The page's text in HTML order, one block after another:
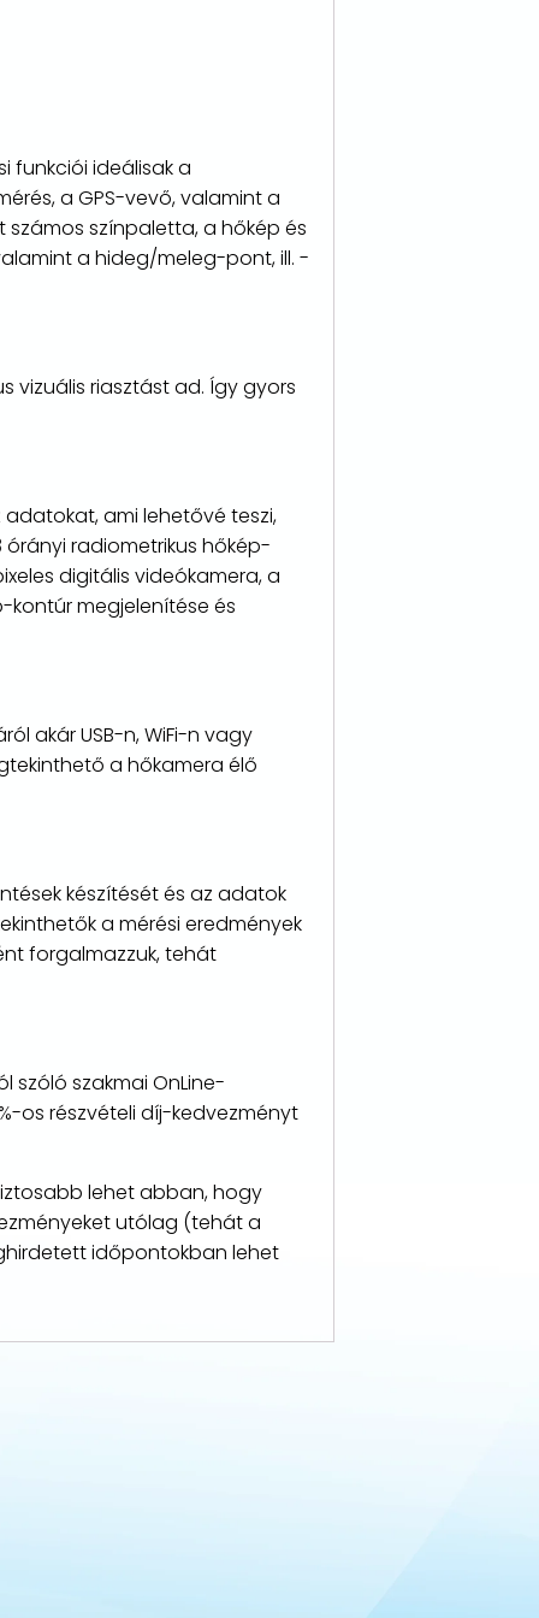
funkciói ideálisak a
a GPS-vevő, valamint a
számos színpaletta, a hőkép és
a hideg/meleg-pont, ill. -
vizuális riasztást ad. Így gyors
ami lehetővé teszi,
radiometrikus hőkép-
digitális videókamera, a
kontúr megjelenítése és
akár USB-n, WiFi-n vagy
a hőkamera élő
készítését és az adatok
a mérési eredmények
forgalmazzuk, tehát
szóló szakmai OnLine-
os részvételi díj-kedvezményt
lehet abban, hogy
utólag (tehát a
időpontokban lehet